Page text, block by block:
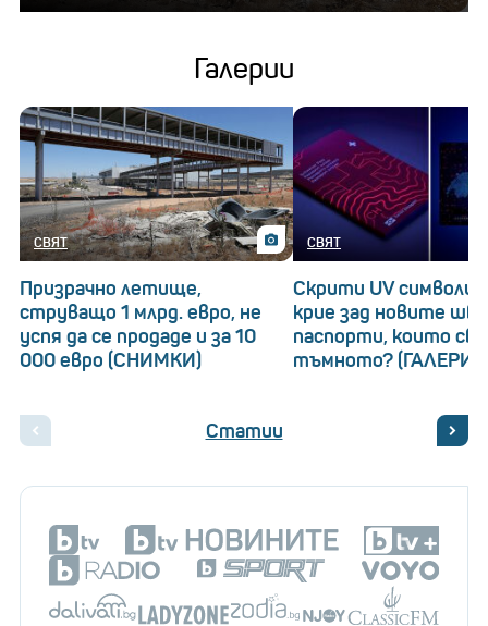
Галерии
СВЯТ
Призрачно летище,
струващо 1 млрд. евро, не
успя да се продаде и за 10
000 евро (СНИМКИ)
СВЯТ
Скрити UV символи:
крие зад новите
паспорти, които
тъмното?
Статии